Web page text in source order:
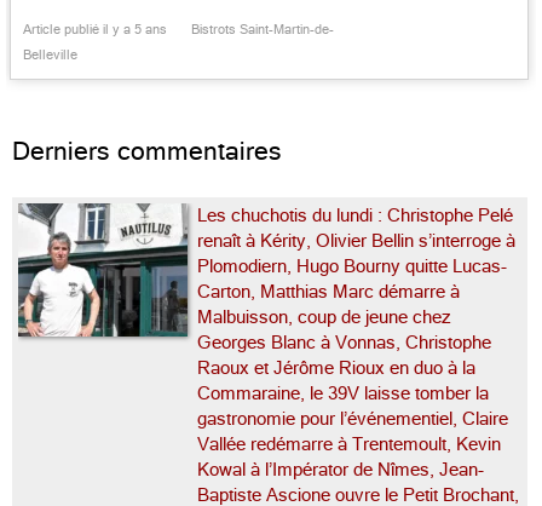
Sous la houlette du duo père/fils trois fois étoilé,
Article publié il y a 5 ans
Bistrots Saint-Martin-de-
Belleville
Derniers commentaires
Les chuchotis du lundi : Christophe Pelé
renaît à Kérity, Olivier Bellin s’interroge à
Plomodiern, Hugo Bourny quitte Lucas-
Carton, Matthias Marc démarre à
Malbuisson, coup de jeune chez
Georges Blanc à Vonnas, Christophe
Raoux et Jérôme Rioux en duo à la
Commaraine, le 39V laisse tomber la
gastronomie pour l’événementiel, Claire
Vallée redémarre à Trentemoult, Kevin
Kowal à l’Impérator de Nîmes, Jean-
Baptiste Ascione ouvre le Petit Brochant,